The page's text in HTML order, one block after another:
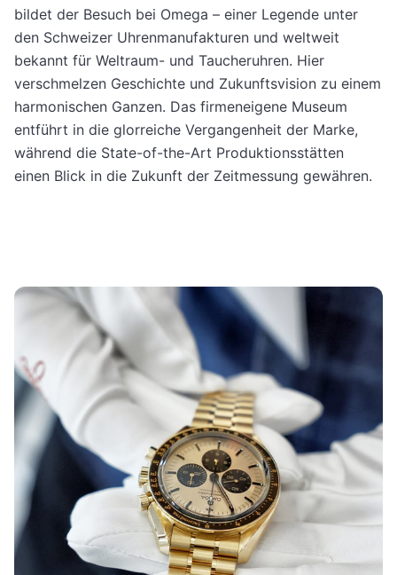
bildet der Besuch bei Omega – einer Legende unter
den Schweizer Uhrenmanufakturen und weltweit
bekannt für Weltraum- und Taucheruhren. Hier
verschmelzen Geschichte und Zukunftsvision zu einem
harmonischen Ganzen. Das firmeneigene Museum
entführt in die glorreiche Vergangenheit der Marke,
während die State-of-the-Art Produktionsstätten
einen Blick in die Zukunft der Zeitmessung gewähren.